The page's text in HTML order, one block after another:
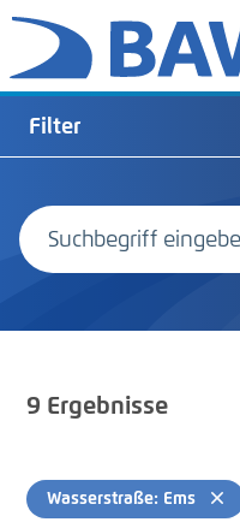
Filter
9 Ergebnisse
Wasserstraße: Ems